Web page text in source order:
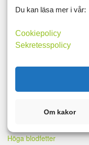
Matdagboken Professional
Matdagbokens
Gå ner i vikt både kort-
Medlems- och
Kostråd
Gå ner i vikt
Ballongmage (IBS)
Höga blodfetter
Du kan läsa mer i vår:
Cookiepolicy
Sekretesspolicy
Om kakor